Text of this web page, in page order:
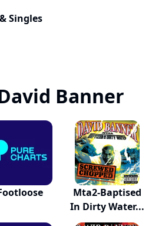
Singles
Banner
Mta2-Baptised
In Dirty Water...